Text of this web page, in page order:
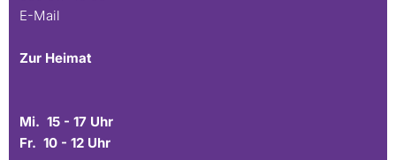
E-Mail
Zur Heimat
Mi. 15 - 17 Uhr
Fr. 10 - 12 Uhr